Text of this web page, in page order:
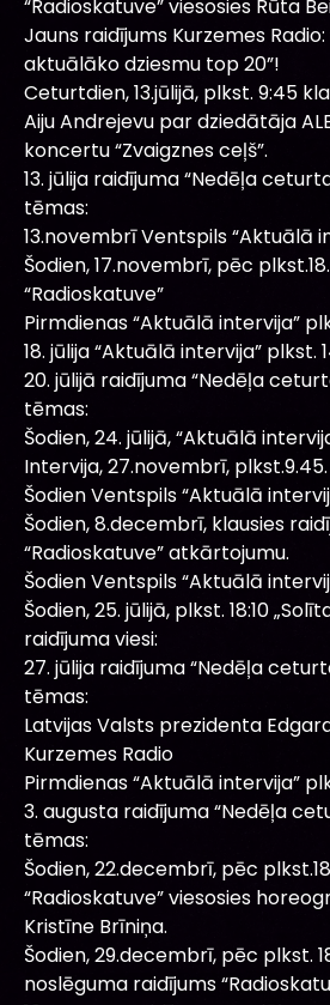
“Radioskatuve” viesosies Rūta
Jauns raidījums Kurzemes Radio:
aktuālāko dziesmu top 20”!
Ceturtdien, 13.jūlijā, plkst. 9:45
Aiju Andrejevu par dziedātāja
koncertu “Zvaigznes ceļš”.
13. jūlija raidījuma “Nedēļa
tēmas:
13.novembrī Ventspils “Aktuālā
Šodien, 17.novembrī, pēc
“Radioskatuve”
Pirmdienas “Aktuālā intervija”
18. jūlija “Aktuālā intervija” plkst.
20. jūlijā raidījuma “Nedēļa
tēmas:
Šodien, 24. jūlijā, “Aktuālā
Intervija, 27.novembrī, plkst.9.45.
Šodien Ventspils “Aktuālā
Šodien, 8.decembrī, klausies
“Radioskatuve” atkārtojumu.
Šodien Ventspils “Aktuālā
Šodien, 25. jūlijā, plkst. 18:10
raidījuma viesi:
27. jūlija raidījuma “Nedēļa
tēmas:
Latvijas Valsts prezidenta
Kurzemes Radio
Pirmdienas “Aktuālā intervija”
3. augusta raidījuma “Nedēļa
tēmas:
Šodien, 22.decembrī, pēc
“Radioskatuve” viesosies
Kristīne Brīniņa.
Šodien, 29.decembrī, pēc plkst.
noslēguma raidījums